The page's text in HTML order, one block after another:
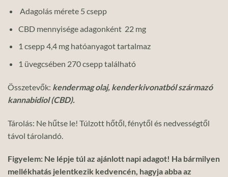
Adagolás mérete 5 csepp
CBD mennyisége adagonként 22 mg
1 csepp 4,4 mg hatóanyagot tartalmaz
1 üvegcsében 270 csepp található
Összetevők: kendermag olaj, kenderkivonatból származó
kannabidiol (CBD).
Tárolás: Ne hűtse le! Túlzott hőtől, fénytől és nedvességtől
távol tárolandó.
Figyelem: Ne lépje túl az ajánlott napi adagot! Ha bármilyen
mellékhatás jelentkezik kedvencén, hagyja abba az